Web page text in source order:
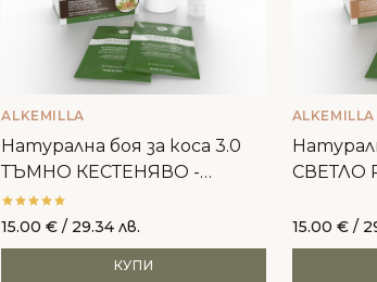
ALKEMILLA
Натурална боя за коса 3.0
ТЪМНО КЕСТЕНЯВО -
Alkemilla
15.00€ / 29.34 лв.
КУПИ
ALKEMILLA
СВЕТЛО
15.00 €/